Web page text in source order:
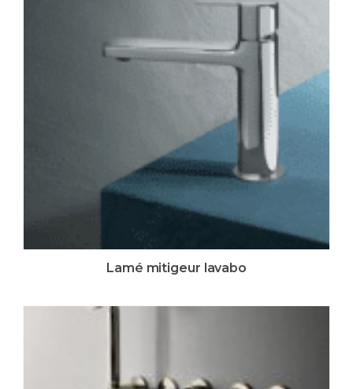
Lamé mitigeur lavabo